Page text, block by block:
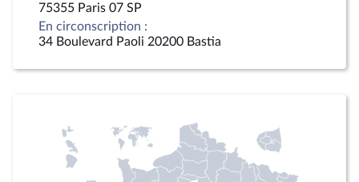
75355 Paris 07 SP
En circonscription :
34 Boulevard Paoli 20200 Bastia